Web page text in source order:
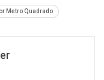
Metro Quadrado